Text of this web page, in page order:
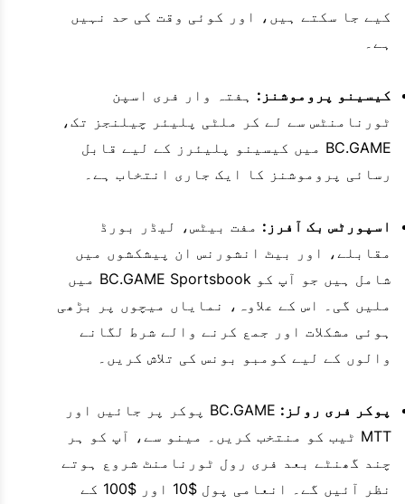
کیے جا سکتے ہیں، اور کوئی وقت کی حد نہیں
ہے۔
کیسینو پروموشنز: ہفتہ وار فری اسپن
ٹورنامنٹس سے لے کر ملٹی پلیئر چیلنجز تک،
BC.GAME میں کیسینو پلیئرز کے لیے قابل
رسائی پروموشنز کا ایک جاری انتخاب ہے۔
اسپورٹس بک آفرز: مفت بیٹس، لیڈر بورڈ
مقابلے، اور بیٹ انشورنس ان پیشکشوں میں
شامل ہیں جو آپ کو BC.GAME Sportsbook میں
ملیں گی۔ اس کے علاوہ، نمایاں میچوں پر بڑھی
ہوئی مشکلات اور جمع کرنے والے شرط لگانے
والوں کے لیے کومبو بونس کی تلاش کریں۔
پوکر فری رولز:
BC.GAME پوکر پر جائیں اور
MTT ٹیب کو منتخب کریں۔ مینو سے، آپ کو ہر
چند گھنٹے بعد فری رول ٹورنامنٹ شروع ہوتے
نظر آئیں گے۔ انعامی پول $10 اور $100 کے